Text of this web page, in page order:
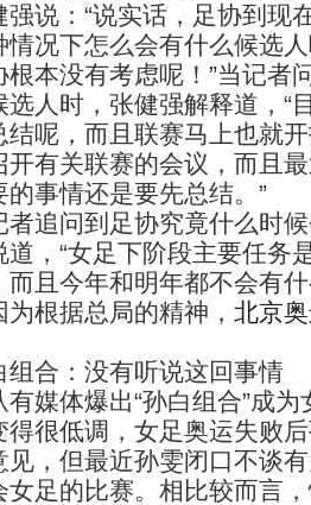
：“说实话，足协到现
情况下怎么会有什么候选
根本没有考虑呢！”当记者
选人时，张健强解释道，“
结呢，而且联赛马上也就
开有关联赛的会议，而且
的事情还是要先总结。”
问到足协究竟什么时候
道，“女足下阶段主要任务
而且今年和明年都不会有
为根据总局的精神， 北京
合：没有听说这回事情
体爆出“孙白组合”成为
得很低调，女足奥运失败
见，但最近孙雯闭口不谈
女足的比赛。相比较而言